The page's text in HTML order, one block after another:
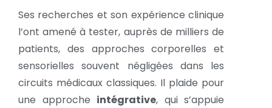
Ses recherches et son expérience clinique
l’ont amené à tester, auprès de milliers de
patients, des approches corporelles et
sensorielles souvent négligées dans les
circuits médicaux classiques. Il plaide pour
une approche intégrative, qui s’appuie